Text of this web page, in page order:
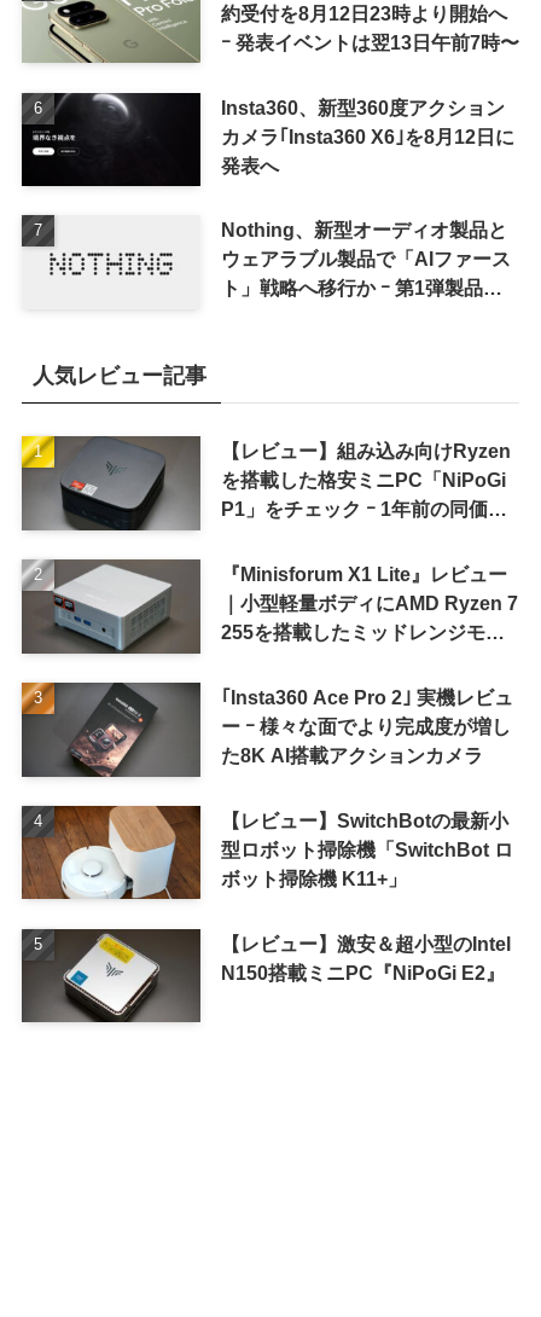
約受付を8月12日23時より開始へ
ｰ 発表イベントは翌13日午前7時〜
Insta360、新型360度アクション
カメラ｢Insta360 X6｣を8月12日に
発表へ
Nothing、新型オーディオ製品と
ウェアラブル製品で「AIファース
ト」戦略へ移行か ｰ 第1弾製品は
人気レビュー記事
【レビュー】組み込み向けRyzen
を搭載した格安ミニPC「NiPoGi
P1」をチェック ｰ 1年前の同価格
『Minisforum X1 Lite』レビュー
｜小型軽量ボディにAMD Ryzen 7
255を搭載したミッドレンジモデ
｢Insta360 Ace Pro 2｣ 実機レビュ
ー ｰ 様々な面でより完成度が増し
た8K AI搭載アクションカメラ
【レビュー】SwitchBotの最新小
型ロボット掃除機「SwitchBot ロ
ボット掃除機 K11+」
【レビュー】激安＆超小型のIntel
N150搭載ミニPC『NiPoGi E2』